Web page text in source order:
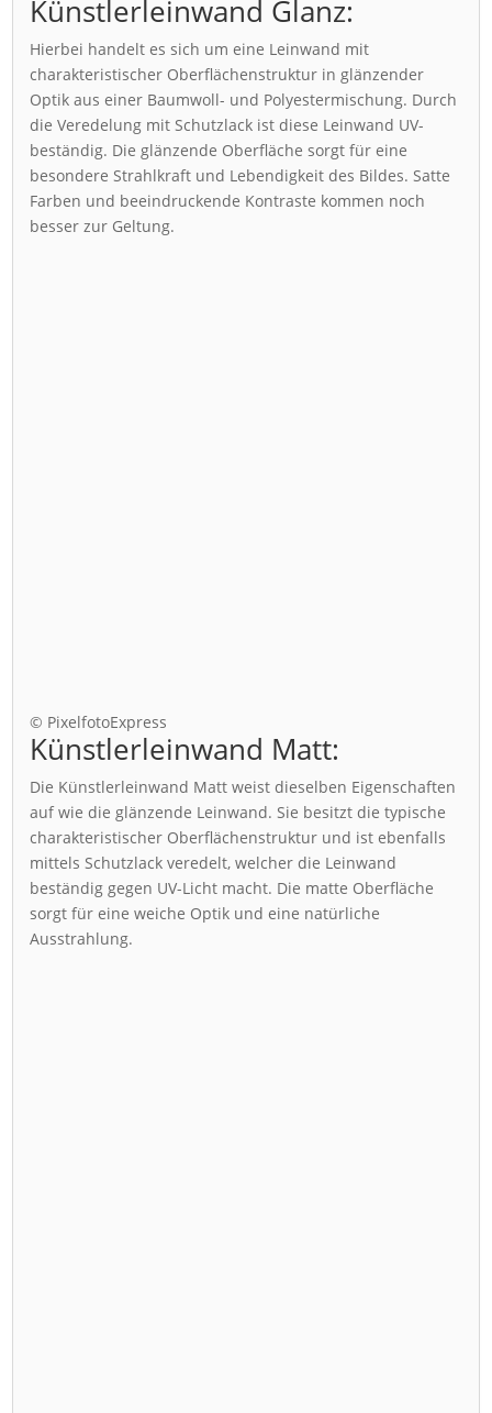
Künstlerleinwand Glanz:
Hierbei handelt es sich um eine Leinwand mit
charakteristischer Oberflächenstruktur in glänzender
Optik aus einer Baumwoll- und Polyestermischung. Durch
die Veredelung mit Schutzlack ist diese Leinwand UV-
beständig. Die glänzende Oberfläche sorgt für eine
besondere Strahlkraft und Lebendigkeit des Bildes. Satte
Farben und beeindruckende Kontraste kommen noch
besser zur Geltung.
© PixelfotoExpress
Künstlerleinwand Matt:
Die Künstlerleinwand Matt weist dieselben Eigenschaften
auf wie die glänzende Leinwand. Sie besitzt die typische
charakteristischer Oberflächenstruktur und ist ebenfalls
mittels Schutzlack veredelt, welcher die Leinwand
beständig gegen UV-Licht macht. Die matte Oberfläche
sorgt für eine weiche Optik und eine natürliche
Ausstrahlung.